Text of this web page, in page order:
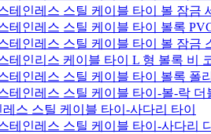
테인레스 스틸 케이블 타이 볼 잠금
테인레스 스틸 케이블 타이 볼록
테인레스 스틸 케이블 타이 볼 잠금
테인리스 케이블 타이 L 형 볼록 비
테인레스 스틸 케이블 타이 볼록 폴
테인레스 스틸 케이블 타이-볼-락 더
스 스틸 케이블 타이-사다리 타이
테인레스 스틸 케이블 타이-사다리